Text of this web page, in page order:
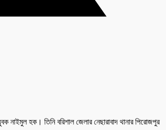
হক। তিনি বরিশাল জেলার নেছারাবাদ থানার পিরোজপুর